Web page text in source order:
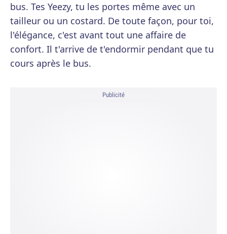
bus. Tes Yeezy, tu les portes même avec un
tailleur ou un costard. De toute façon, pour toi,
l'élégance, c'est avant tout une affaire de
confort. Il t'arrive de t'endormir pendant que tu
cours après le bus.
Publicité